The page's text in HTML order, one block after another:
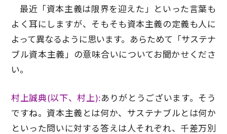
最近「資本主義は限界を迎えた」といった言葉も
よく耳にしますが、そもそも資本主義の定義も人に
よって異なるように思います。あらためて「サステナ
ブル資本主義」の意味合いについてお聞かせくださ
い。
村上誠典(以下、村上):ありがとうございます。そう
ですね。資本主義とは何か、サステナブルとは何か
といった問いに対する答えは人それぞれ、千差万別